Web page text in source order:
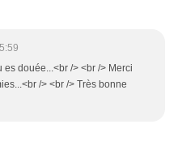
douée...<br /> <br /> Merci
/> <br /> Très bonne